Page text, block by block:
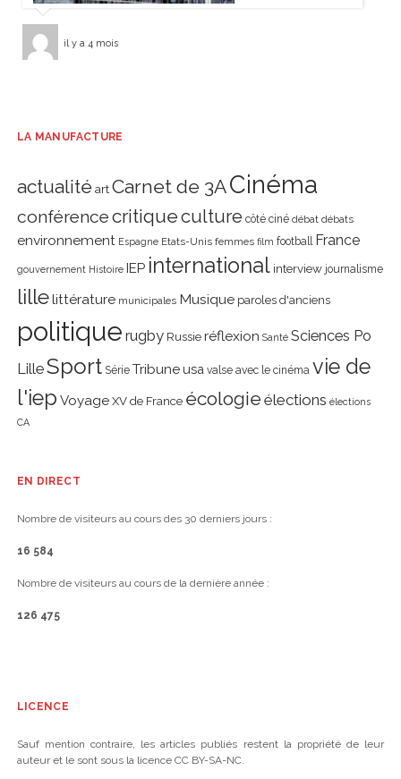
il y a 4 mois
LA MANUFACTURE
actualité art Carnet de 3ACinéma
conférencecritiqueculture côté ciné débat débats
environnement Espagne Etats-Unis femmes film football France
gouvernement Histoire IEP international interview journalisme
lillelittérature municipales Musique paroles d'anciens
politique rugby Russie réflexion Santé Sciences Po
LilleSport Série Tribune usa valse avec le cinéma vie de
l'iep Voyage XV de France écologie élections élections
CA
EN DIRECT
Nombre de visiteurs au cours des 30 derniers jours :
16 584
Nombre de visiteurs au cours de la dernière année :
126 475
LICENCE
Sauf mention contraire, les articles publiés restent la propriété de leur
auteur et le sont sous la licence CC BY-SA-NC.